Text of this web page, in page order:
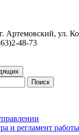
Артемовский, ул.
48-73
Поиск
и регламент работы